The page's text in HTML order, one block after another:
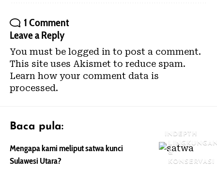
1 Comment
Leave a Reply
You must be logged in to post a comment.
This site uses Akismet to reduce spam.
Learn how your comment data is
processed.
Baca pula:
INDEPTH
&
KONSERVASI
Mengapa kami meliput satwa kunci
Sulawesi Utara?